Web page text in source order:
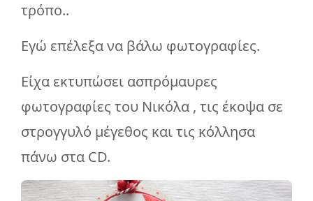
τρόπο..
Εγώ επέλεξα να βάλω φωτογραφίες.
Είχα εκτυπώσει ασπρόμαυρες
φωτογραφίες του Νικόλα , τις έκοψα σε
στρογγυλό μέγεθος και τις κόλλησα
πάνω στα CD.